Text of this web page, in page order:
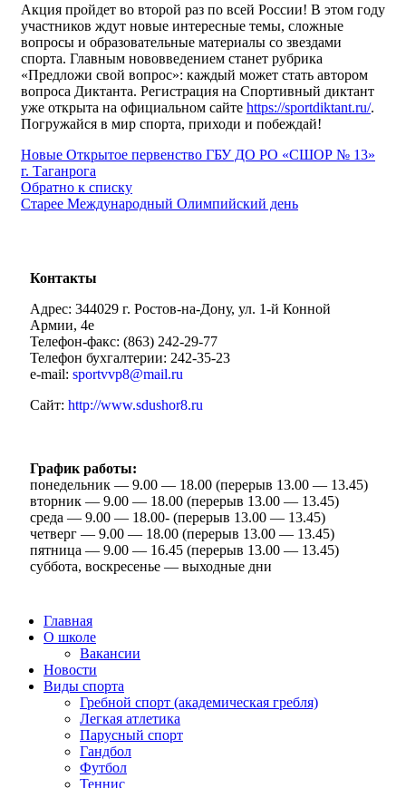
Акция пройдет во второй раз по всей России! В этом году
участников ждут новые интересные темы, сложные
вопросы и образовательные материалы со звездами
спорта. Главным нововведением станет рубрика
«Предложи свой вопрос»: каждый может стать автором
вопроса Диктанта. Регистрация на Спортивный диктант
уже открыта на официальном сайте https://sportdiktant.ru/.
Погружайся в мир спорта, приходи и побеждай!
Новые Открытое первенство ГБУ ДО РО «СШОР № 13»
г. Таганрога
Обратно к списку
Старее Международный Олимпийский день
Контакты
Адрес: 344029 г. Ростов-на-Дону, ул. 1-й Конной
Армии, 4е
Телефон-факс: (863) 242-29-77
Телефон бухгалтерии: 242-35-23
e-mail: sportvvp8@mail.ru
Сайт: http://www.sdushor8.ru
График работы:
понедельник — 9.00 — 18.00 (перерыв 13.00 — 13.45)
вторник — 9.00 — 18.00 (перерыв 13.00 — 13.45)
среда — 9.00 — 18.00- (перерыв 13.00 — 13.45)
четверг — 9.00 — 18.00 (перерыв 13.00 — 13.45)
пятница — 9.00 — 16.45 (перерыв 13.00 — 13.45)
суббота, воскресенье — выходные дни
Главная
О школе
Вакансии
Новости
Виды спорта
Гребной спорт (академическая гребля)
Легкая атлетика
Парусный спорт
Гандбол
Футбол
Теннис